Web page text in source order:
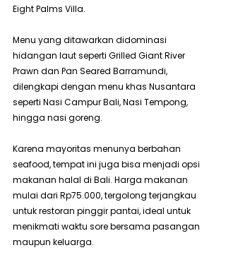
Eight Palms Villa.
Menu yang ditawarkan didominasi
hidangan laut seperti Grilled Giant River
Prawn dan Pan Seared Barramundi,
dilengkapi dengan menu khas Nusantara
seperti Nasi Campur Bali, Nasi Tempong,
hingga nasi goreng.
Karena mayoritas menunya berbahan
seafood, tempat ini juga bisa menjadi opsi
makanan halal di Bali. Harga makanan
mulai dari Rp75.000, tergolong terjangkau
untuk restoran pinggir pantai, ideal untuk
menikmati waktu sore bersama pasangan
maupun keluarga.